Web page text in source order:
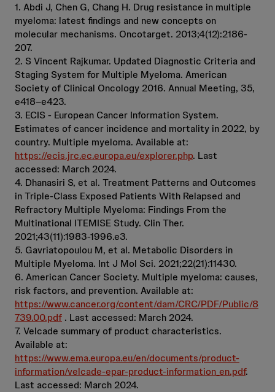
1. Abdi J, Chen G, Chang H. Drug resistance in multiple
myeloma: latest findings and new concepts on
molecular mechanisms. Oncotarget. 2013;4(12):2186-
207.
2. S Vincent Rajkumar. Updated Diagnostic Criteria and
Staging System for Multiple Myeloma. American
Society of Clinical Oncology 2016. Annual Meeting, 35,
e418–e423.
3. ECIS - European Cancer Information System.
Estimates of cancer incidence and mortality in 2022, by
country. Multiple myeloma. Available at:
https://ecis.jrc.ec.europa.eu/explorer.php. Last
accessed: March 2024.
4. Dhanasiri S, et al. Treatment Patterns and Outcomes
in Triple-Class Exposed Patients With Relapsed and
Refractory Multiple Myeloma: Findings From the
Multinational ITEMISE Study. Clin Ther.
2021;43(11):1983-1996.e3.
5. Gavriatopoulou M, et al. Metabolic Disorders in
Multiple Myeloma. Int J Mol Sci. 2021;22(21):11430.
6. American Cancer Society. Multiple myeloma: causes,
risk factors, and prevention. Available at:
https://www.cancer.org/content/dam/CRC/PDF/Public/8
739.00.pdf . Last accessed: March 2024.
7. Velcade summary of product characteristics.
Available at:
https://www.ema.europa.eu/en/documents/product-
information/velcade-epar-product-information_en.pdf.
Last accessed: March 2024.